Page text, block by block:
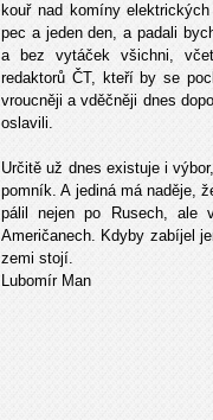
kouř nad komíny
pec a jeden den, a padali
a bez vytáček všichni,
redaktorů ČT, kteří by se
vroucněji a vděčněji dnes
oslavili.
Určitě už dnes existuje i
pomník. A jediná má naděje,
pálil nejen po Rusech, ale
Američanech. Kdyby zabíjel
zemi stojí.
Lubomír Man